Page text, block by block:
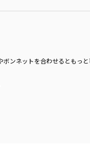
ボンネットを合わせるともっ